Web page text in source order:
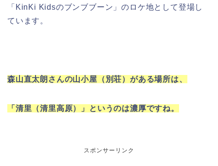
「KinKi Kidsのブンブブーン」のロケ地として登場し
ています。
森山直太朗さんの山小屋（別荘）がある場所は、
「清里（清里高原）」というのは濃厚ですね。
スポンサーリンク